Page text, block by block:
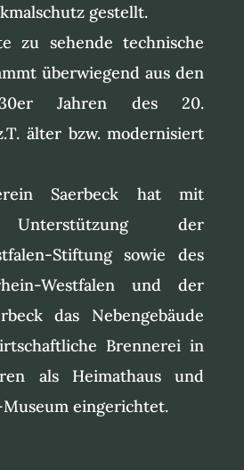
gestellt.
zu sehende technische
überwiegend aus den
Jahren des 20.
älter bzw. modernisiert
Saerbeck hat mit
Unterstützung der
Stiftung sowie des
Westfalen und der
das Nebengebäude
Brennerei in
als Heimathaus und
eingerichtet.